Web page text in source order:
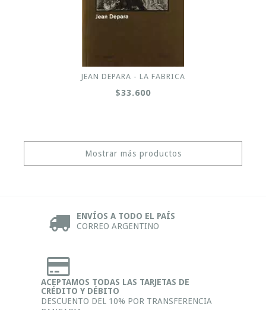
JEAN DEPARA - LA FABRICA
$33.600
Mostrar más productos
ENVÍOS A TODO EL PAÍS
CORREO ARGENTINO
ACEPTAMOS TODAS LAS TARJETAS DE
CRÉDITO Y DÉBITO
DESCUENTO DEL 10% POR TRANSFERENCIA